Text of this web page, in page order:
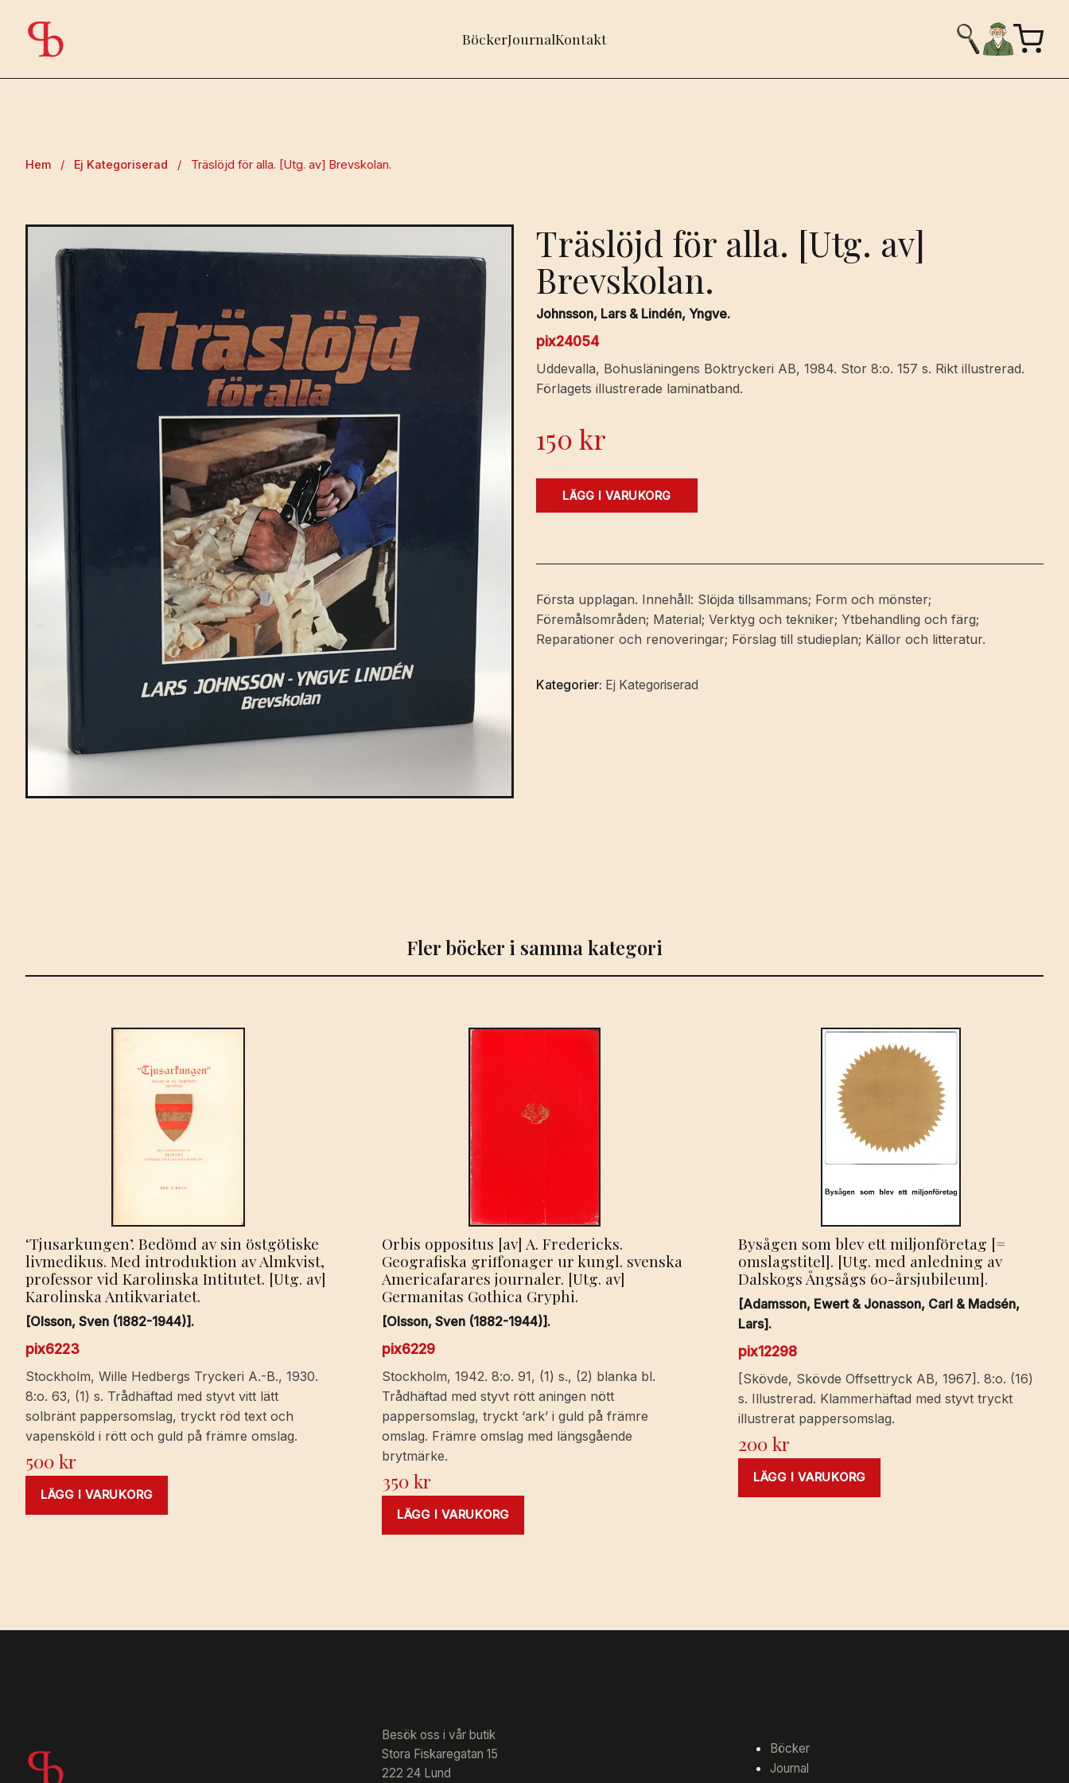
BöckerJournalKontakt
Hem / Ej Kategoriserad / Träslöjd för alla. [Utg. av] Brevskolan.
Träslöjd för alla. [Utg. av]
Brevskolan.
Johnsson, Lars & Lindén, Yngve.
pix24054
Uddevalla, Bohusläningens Boktryckeri AB, 1984. Stor 8:o. 157 s. Rikt illustrerad.
Förlagets illustrerade laminatband.
150kr
Träslöjd
av]
mängd
LÄGG I VARUKORG
Första upplagan. Innehåll: Slöjda tillsammans; Form och mönster;
Föremålsområden; Material; Verktyg och tekniker; Ytbehandling och färg;
Reparationer och renoveringar; Förslag till studieplan; Källor och litteratur.
Kategorier: Ej Kategoriserad
Fler böcker i samma kategori
‘Tjusarkungen’. Bedömd av sin östgötiske
livmedikus. Med introduktion av Almkvist,
professor vid Karolinska Intitutet. [Utg. av]
Karolinska Antikvariatet.
[Olsson, Sven (1882-1944)].
pix6223
Stockholm, Wille Hedbergs Tryckeri A.-B., 1930.
8:o. 63, (1) s. Trådhäftad med styvt vitt lätt
solbränt pappersomslag, tryckt röd text och
vapensköld i rött och guld på främre omslag.
500kr
LÄGG I VARUKORG
Orbis oppositus [av] A. Fredericks.
Geografiska griffonager ur kungl. svenska
Americafarares journaler. [Utg. av]
Germanitas Gothica Gryphi.
[Olsson, Sven (1882-1944)].
pix6229
Stockholm, 1942. 8:o. 91, (1) s., (2) blanka bl.
Trådhäftad med styvt rött aningen nött
pappersomslag, tryckt ‘ark’ i guld på främre
omslag. Främre omslag med längsgående
brytmärke.
350kr
LÄGG I VARUKORG
Bysågen som blev ett miljonföretag [=
omslagstitel]. [Utg. med anledning av
Dalskogs Ångsågs 60-årsjubileum].
[Adamsson, Ewert & Jonasson, Carl & Madsén,
Lars].
pix12298
[Skövde, Skövde Offsettryck AB, 1967]. 8:o. (16)
s. Illustrerad. Klammerhäftad med styvt tryckt
illustrerat pappersomslag.
200kr
LÄGG I VARUKORG
Besök oss i vår butik
Stora Fiskaregatan 15
222 24 Lund
Böcker
Journal